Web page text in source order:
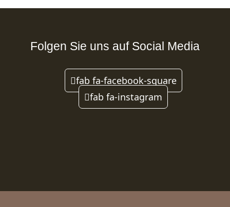
Folgen Sie uns auf Social Media
fab fa-facebook-square
fab fa-instagram